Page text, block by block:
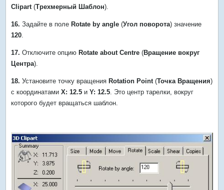
Clipart (Трехмерный Шаблон).
16. Задайте в полеRotate by angle (Угол поворота) значение
120
17. Отключите опциюRotate about Centre (Вращение вокруг
Центра).
18. Установите точку вращенияRotation Point (Точка Вращения)
с координатамиX: 12.5 иY: 12.5 . Это центр тарелки, вокруг
которого будет вращаться шаблон.